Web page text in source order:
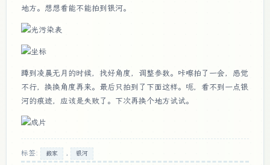
地方。想想看能不能拍到银河。
蹲到凌晨无月的时候，找好角度，调整参数。咔嚓拍了一会，感觉
不行，换换角度再来。最后只拍到了下面这样。呃，看不到一点银
河的痕迹，应该是失败了。下次再换个地方试试。
标签: 搬家 , 银河